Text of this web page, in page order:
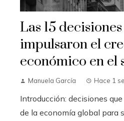
Las 15
impulsaron el
económico en el
Manuela García Hace 1
Introducción: decisiones
de la economía global para